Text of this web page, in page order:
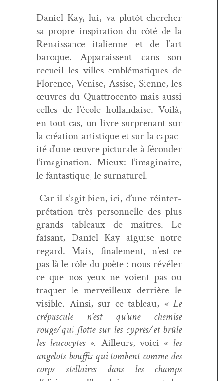
Daniel Kay, lui, va plutôt chercher
sa pro­pre inspi­ra­tion du côté de la
Renais­sance ital­i­enne et de l’art
baroque. Appa­rais­sent dans son
recueil les villes emblé­ma­tiques de
Flo­rence, Venise, Assise, Sienne, les
œuvres du Quat­tro­cen­to mais aus­si
celles de l’école hol­landaise. Voilà,
en tout cas, un livre sur­prenant sur
la créa­tion artis­tique et sur la capac­
ité d’une œuvre pic­turale à fécon­der
l’imagination. Mieux: l’imaginaire,
le fan­tas­tique, le surnaturel.
Car il s’agit bien, ici, d’une réin­ter­
pré­ta­tion très per­son­nelle des plus
grands tableaux de maîtres. Le
faisant, Daniel Kay aigu­ise notre
regard. Mais, finale­ment, n’est-ce
pas là le rôle du poète : nous révéler
ce que nos yeux ne voient pas ou
tra­quer le mer­veilleux der­rière le
vis­i­ble. Ain­si, sur ce tableau, « Le
cré­pus­cule n’est qu’une chemise
rouge/qui flotte sur les cyprès/et brûle
les leu­co­cytes ». Ailleurs, voici « les
angelots bouff­is qui tombent comme des
corps stel­laires dans les champs